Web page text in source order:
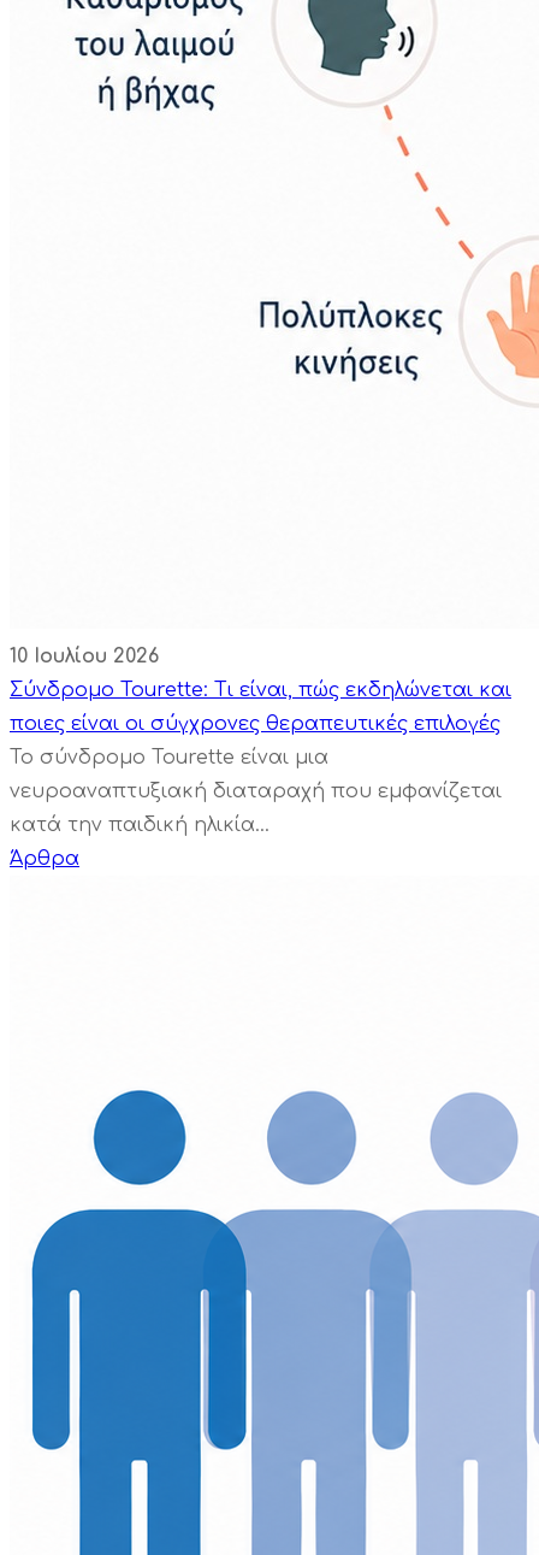
10 Ιουλίου 2026
Σύνδρομο Tourette: Τι είναι, πώς εκδηλώνεται και
ποιες είναι οι σύγχρονες θεραπευτικές επιλογές
Το σύνδρομο Tourette είναι μια
νευροαναπτυξιακή διαταραχή που εμφανίζεται
κατά την παιδική ηλικία...
Άρθρα